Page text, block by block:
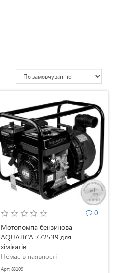
0
Мотопомпа бензинова
AQUATICA 772539 для
хімікатів
Немає в наявності
Арт: 83109